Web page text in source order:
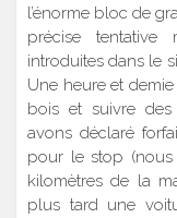
l’énorme bloc de
précise tentative
introduites dans le
Une heure et
bois et suivre
avons déclaré
pour le stop
kilomètres de la
plus tard une